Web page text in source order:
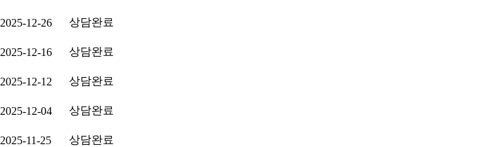
2025-12-26 상담완료
2025-12-16 상담완료
2025-12-12 상담완료
2025-12-04 상담완료
2025-11-25 상담완료